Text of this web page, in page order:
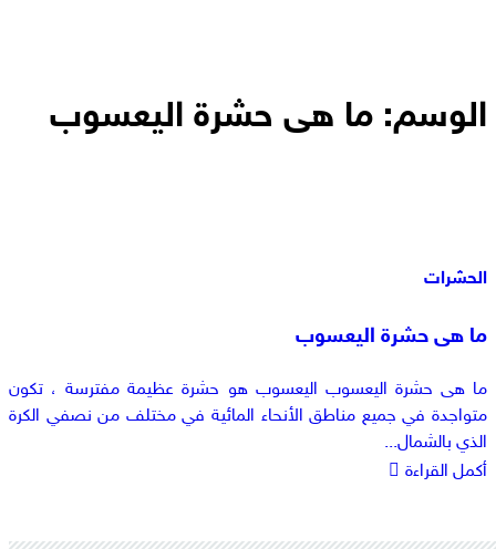
الوسم: ما هى حشرة اليعسوب
الحشرات
ما هى حشرة اليعسوب
ما هى حشرة اليعسوب اليعسوب هو حشرة عظيمة مفترسة ، تكون
متواجدة في جميع مناطق الأنحاء المائية في مختلف من نصفي الكرة
الذي بالشمال...
أكمل القراءة